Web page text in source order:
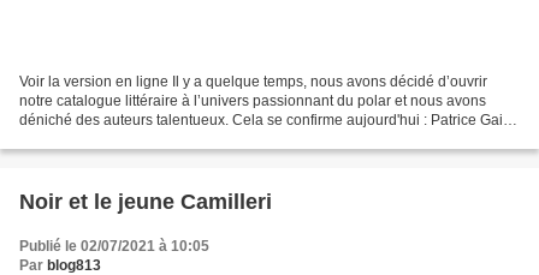
Voir la version en ligne Il y a quelque temps, nous avons décidé d’ouvrir
notre catalogue littéraire à l’univers passionnant du polar et nous avons
déniché des auteurs talentueux. Cela se confirme aujourd'hui : Patrice Gain
Noir et le jeune Camilleri
Publié le 02/07/2021 à 10:05
Par blog813